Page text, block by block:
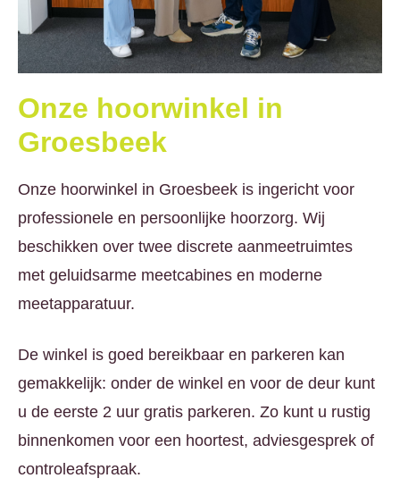
Onze hoorwinkel in
Groesbeek
Onze hoorwinkel in Groesbeek is ingericht voor
professionele en persoonlijke hoorzorg. Wij
beschikken over twee discrete aanmeetruimtes
met geluidsarme meetcabines en moderne
meetapparatuur.
De winkel is goed bereikbaar en parkeren kan
gemakkelijk: onder de winkel en voor de deur kunt
u de eerste 2 uur gratis parkeren. Zo kunt u rustig
binnenkomen voor een hoortest, adviesgesprek of
controleafspraak.